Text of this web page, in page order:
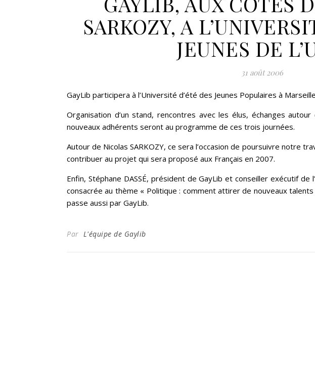
SARKOZY, A
JEUNES DE
31 août 2006
GayLib participera à l’Université d’été des Jeunes Populaires à
Organisation d’un stand, rencontres avec les élus, échanges
nouveaux adhérents seront au programme de ces trois journées.
Autour de Nicolas SARKOZY, ce sera l’occasion de poursuivre notre
contribuer au projet qui sera proposé aux Français en 2007.
Enfin, Stéphane DASSÉ, président de GayLib et conseiller exécutif
consacrée au thème « Politique : comment attirer de nouveaux
passe aussi par GayLib.
Par L'équipe de Gaylib